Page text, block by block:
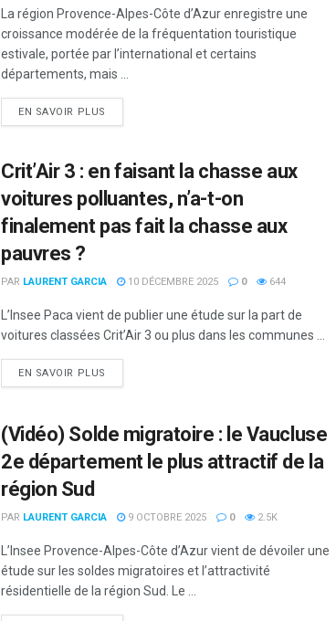
La région Provence-Alpes-Côte d’Azur enregistre une
croissance modérée de la fréquentation touristique
estivale, portée par l’international et certains
départements, mais ...
EN SAVOIR PLUS
Crit’Air 3 : en faisant la chasse aux
voitures polluantes, n’a-t-on
finalement pas fait la chasse aux
pauvres ?
PAR LAURENT GARCIA 10 DÉCEMBRE 2025 0 644
L’Insee Paca vient de publier une étude sur la part de
voitures classées Crit’Air 3 ou plus dans les communes ...
EN SAVOIR PLUS
(Vidéo) Solde migratoire : le Vaucluse
2e département le plus attractif de la
région Sud
PAR LAURENT GARCIA 9 OCTOBRE 2025 0 2.5K
L’Insee Provence-Alpes-Côte d’Azur vient de dévoiler une
étude sur les soldes migratoires et l’attractivité
résidentielle de la région Sud. Le ...